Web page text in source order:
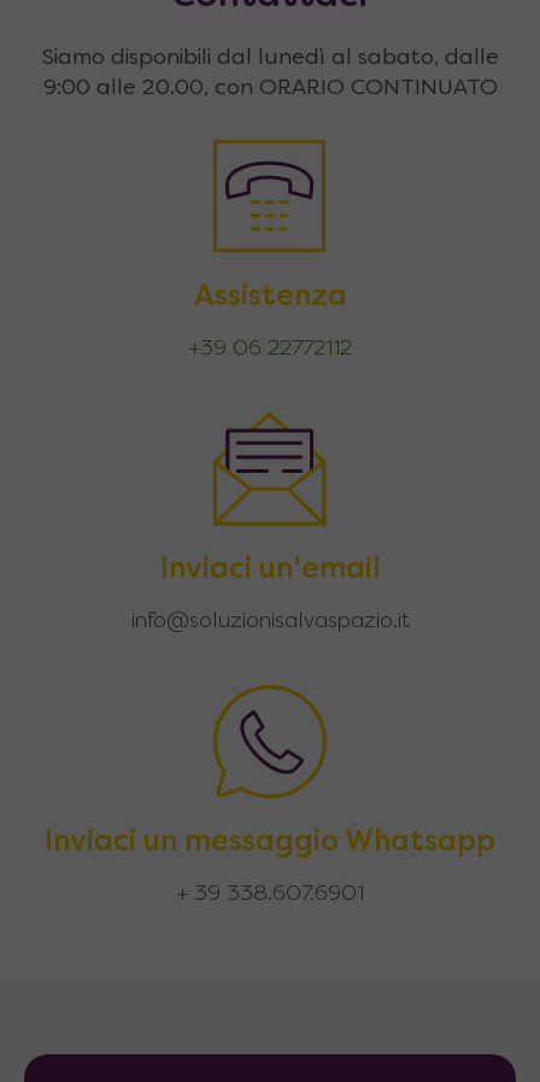
Siamo disponibili dal lunedì al sabato, dalle
9:00 alle 20.00, con ORARIO CONTINUATO
Assistenza
+39 06 22772112
Inviaci un'email
info@soluzionisalvaspazio.it
Inviaci un messaggio Whatsapp
+ 39 338.607.6901